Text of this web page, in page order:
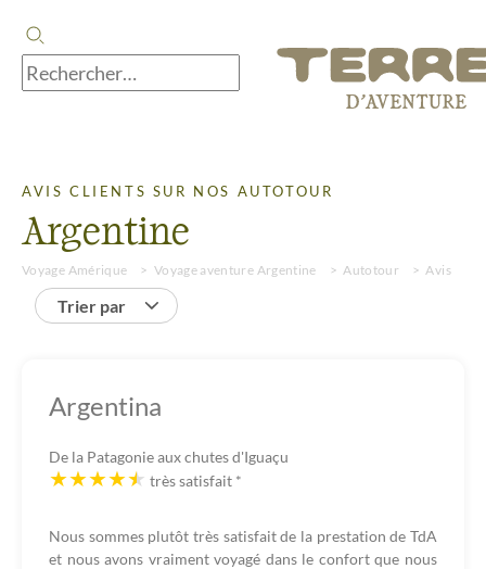
AVIS CLIENTS SUR NOS AUTOTOUR
Argentine
Voyage Amérique Voyage aventure Argentine Autotour Avis
Trier par
Argentina
De la Patagonie aux chutes d'Iguaçu
très satisfait *
Nous sommes plutôt très satisfait de la prestation de TdA
et nous avons vraiment voyagé dans le confort que nous